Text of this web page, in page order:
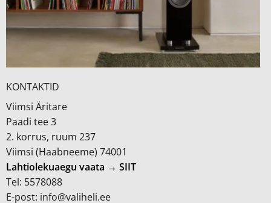
KONTAKTID
Viimsi Äritare
Paadi tee 3
2. korrus, ruum 237
Viimsi (Haabneeme) 74001
Lahtiolekuaegu vaata → SIIT
Tel: 5578088
E-post: info@valiheli.ee